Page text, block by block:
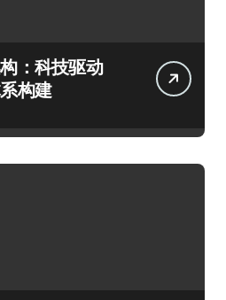
：科技驱动
构建